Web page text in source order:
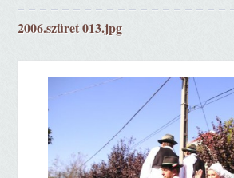
2006.szüret 013.jpg